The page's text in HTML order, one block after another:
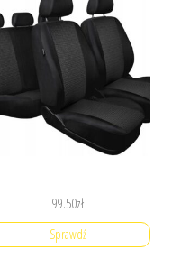
99.50zł
Sprawdź